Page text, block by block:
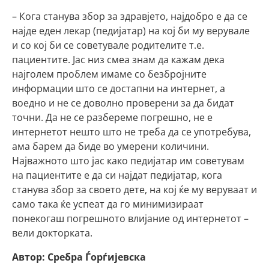
– Кога станува збор за здравјето, најдобро е да се
најде еден лекар (педијатар) на кој би му верувале
и со кој би се советувале родителите т.е.
пациентите. Јас низ смеа знам да кажам дека
најголем проблем имаме со безбројните
информации што се достапни на интернет, а
воедно и не се доволно проверени за да бидат
точни. Да не се разбереме погрешно, не е
интернетот нешто што не треба да се употребува,
ама барем да биде во умерени количини.
Најважното што јас како педијатар им советувам
на пациентите е да си најдат педијатар, кога
станува збор за своето дете, на кој ќе му веруваат и
само така ќе успеат да го минимизираат
понекогаш погрешното влијание од интернетот –
вели докторката.
Автор: Сребра Ѓорѓијевска